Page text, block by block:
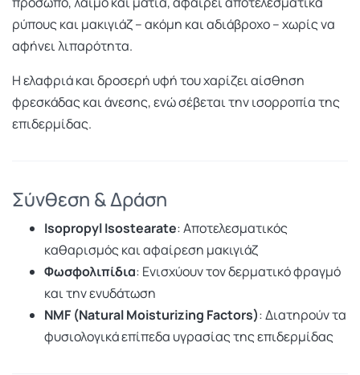
ρύπους και μακιγιάζ – ακόμη και αδιάβροχο – χωρίς να
αφήνει λιπαρότητα.
Η ελαφριά και δροσερή υφή του χαρίζει αίσθηση
φρεσκάδας και άνεσης, ενώ σέβεται την ισορροπία της
επιδερμίδας.
Σύνθεση & Δράση
Isopropyl Isostearate: Αποτελεσματικός
καθαρισμός και αφαίρεση μακιγιάζ
Φωσφολιπίδια: Ενισχύουν τον δερματικό φραγμό
και την ενυδάτωση
NMF (Natural Moisturizing Factors): Διατηρούν τα
φυσιολογικά επίπεδα υγρασίας της επιδερμίδας